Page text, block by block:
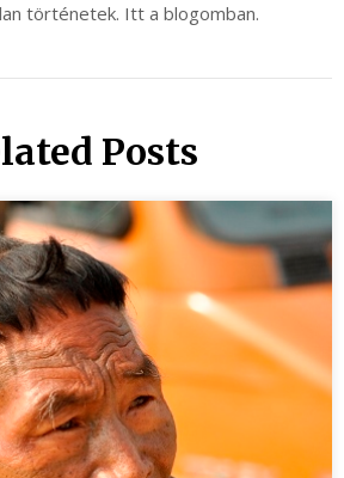
történetek. Itt a blogomban.
Posts